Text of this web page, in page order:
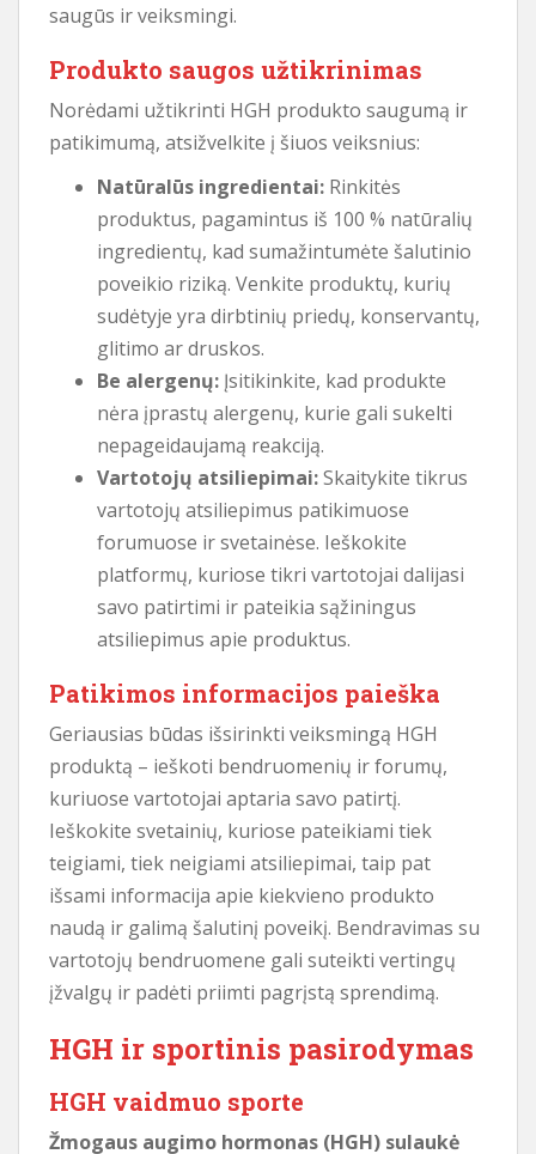
saugūs ir veiksmingi.
Produkto saugos užtikrinimas
Norėdami užtikrinti HGH produkto saugumą ir
patikimumą, atsižvelkite į šiuos veiksnius:
Natūralūs ingredientai: Rinkitės
produktus, pagamintus iš 100 % natūralių
ingredientų, kad sumažintumėte šalutinio
poveikio riziką. Venkite produktų, kurių
sudėtyje yra dirbtinių priedų, konservantų,
glitimo ar druskos.
Be alergenų: Įsitikinkite, kad produkte
nėra įprastų alergenų, kurie gali sukelti
nepageidaujamą reakciją.
Vartotojų atsiliepimai:Skaitykite tikrus
vartotojų atsiliepimus patikimuose
forumuose ir svetainėse. Ieškokite
platformų, kuriose tikri vartotojai dalijasi
savo patirtimi ir pateikia sąžiningus
atsiliepimus apie produktus.
Patikimos informacijos paieška
Geriausias būdas išsirinkti veiksmingą HGH
produktą – ieškoti bendruomenių ir forumų,
kuriuose vartotojai aptaria savo patirtį.
Ieškokite svetainių, kuriose pateikiami tiek
teigiami, tiek neigiami atsiliepimai, taip pat
išsami informacija apie kiekvieno produkto
naudą ir galimą šalutinį poveikį. Bendravimas su
vartotojų bendruomene gali suteikti vertingų
įžvalgų ir padėti priimti pagrįstą sprendimą.
HGH ir sportinis pasirodymas
HGH vaidmuo sporte
Žmogaus augimo hormonas (HGH) sulaukė